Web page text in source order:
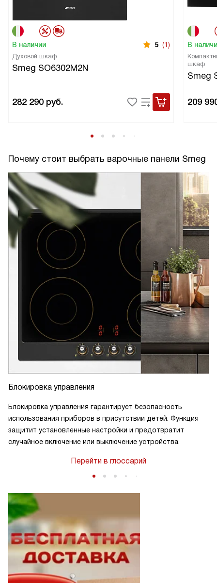
В наличии 5 (1)
Духовой шкаф
Smeg SO6302M2N
282 290 руб.
В
шкаф
Smeg
209
Почему стоит выбрать варочные панели Smeg
Блокировка управления
Блокировка управления гарантирует безопасность
использования приборов в присутствии детей. Функция
защитит установленные настройки и предотвратит
случайное включение или выключение устройства.
Перейти в глоссарий